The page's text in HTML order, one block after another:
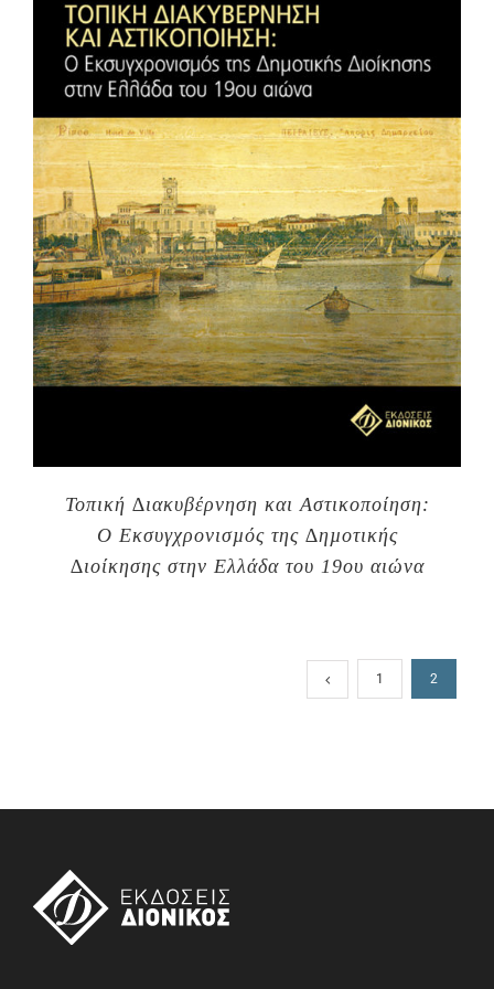
Τοπική ∆ιακυβέρνηση και Αστικοποίηση:
Ο Εκσυγχρονισµός της ∆ηµοτικής
∆ιοίκησης στην Ελλάδα του 19ου αιώνα
1 2